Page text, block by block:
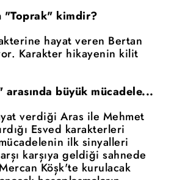
"Toprak" kimdir?
hayat veren Bertan
Karakter hikayenin kilit
büyük mücadele...
verdiği Aras ile Mehmet
Esved karakterleri
ilk sinyalleri
karşıya geldiği sahnede
Köşk'te kurulacak